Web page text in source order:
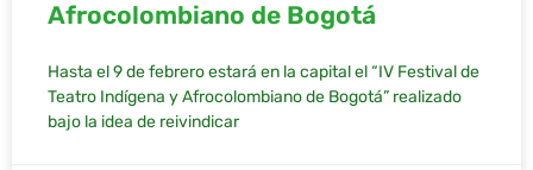
Afrocolombiano de Bogotá
Hasta el 9 de febrero estará en la capital el “IV Festival de
Teatro Indígena y Afrocolombiano de Bogotá” realizado
bajo la idea de reivindicar